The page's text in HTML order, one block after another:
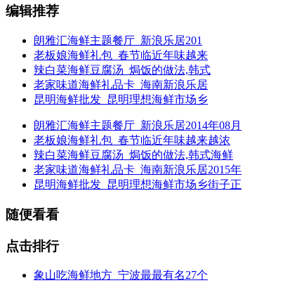
编辑推荐
朗雅汇海鲜主题餐厅_新浪乐居201
老板娘海鲜礼包_春节临近年味越来
辣白菜海鲜豆腐汤_焗饭的做法,韩式
老家味道海鲜礼品卡_海南新浪乐居
昆明海鲜批发_昆明理想海鲜市场乡
朗雅汇海鲜主题餐厅_新浪乐居2014年08月
老板娘海鲜礼包_春节临近年味越来越浓
辣白菜海鲜豆腐汤_焗饭的做法,韩式海鲜
老家味道海鲜礼品卡_海南新浪乐居2015年
昆明海鲜批发_昆明理想海鲜市场乡街子正
随便看看
点击排行
象山吃海鲜地方_宁波最最有名27个